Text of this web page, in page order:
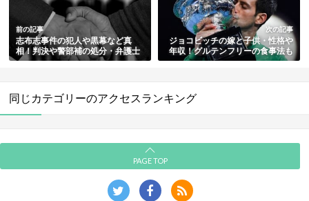
前の記事
志布志事件の犯人や黒幕など真
相！判決や警部補の処分・弁護士
とその後の訴訟も総まとめ
次の記事
ジョコビッチの嫁と子供・性格や
年収！グルテンフリーの食事法も
総まとめ
同じカテゴリーのアクセスランキング
PAGE TOP